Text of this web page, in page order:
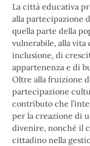
La città educativa
alla partecipazione
quella parte della
vulnerabile, alla
inclusione, di
appartenenza e di
Oltre alla fruizione
partecipazione
contributo che
per la creazione di
divenire, nonché il
cittadino nella